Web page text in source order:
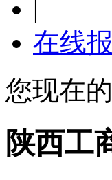
|
在线
您现在
陕西工